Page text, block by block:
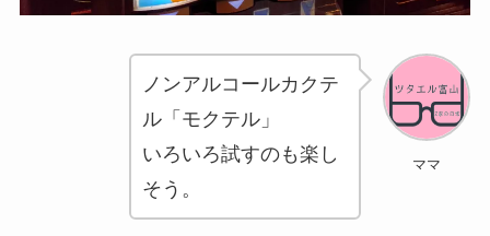
ママ
ノンアルコールカクテ
ル「モクテル」
いろいろ試すのも楽し
そう。